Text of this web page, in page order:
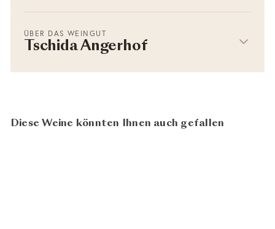
ÜBER DAS WEINGUT
Tschida Angerhof
Diese Weine könnten Ihnen auch gefallen